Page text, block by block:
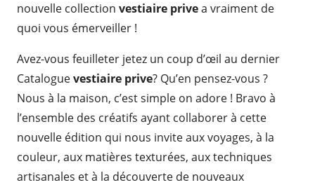
nouvelle collection vestiaire privea vraiment de
quoi vous émerveiller !
Avez-vous feuilleter jetez un coup d’œil au dernier
Cataloguevestiaire prive? Qu’en pensez-vous ?
Nous à la maison, c’est simple on adore ! Bravo à
l’ensemble des créatifs ayant collaborer à cette
nouvelle édition qui nous invite aux voyages, à la
couleur, aux matières texturées, aux techniques
artisanales et à la découverte de nouveaux